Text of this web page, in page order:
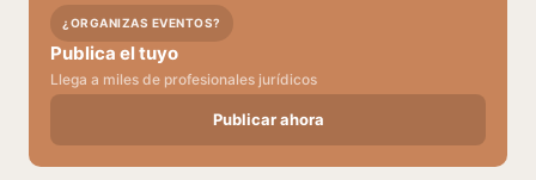
¿ORGANIZAS EVENTOS?
Publica el tuyo
Llega a miles de profesionales jurídicos
Publicar ahora